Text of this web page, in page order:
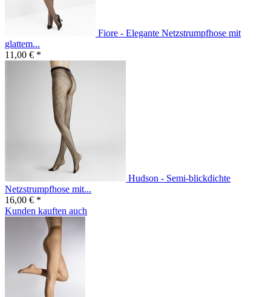
Fiore - Elegante Netzstrumpfhose mit
glattem...
11,00 € *
Hudson - Semi-blickdichte
Netzstrumpfhose mit...
16,00 € *
Kunden kauften auch